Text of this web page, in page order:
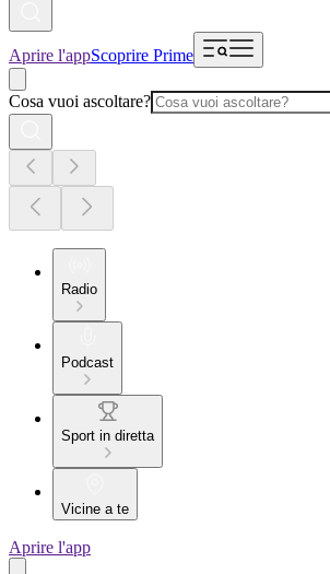
Aprire l'appScoprire Prime
Cosa vuoi ascoltare?
Radio
Podcast
Sport in diretta
Vicine a te
Aprire l'app